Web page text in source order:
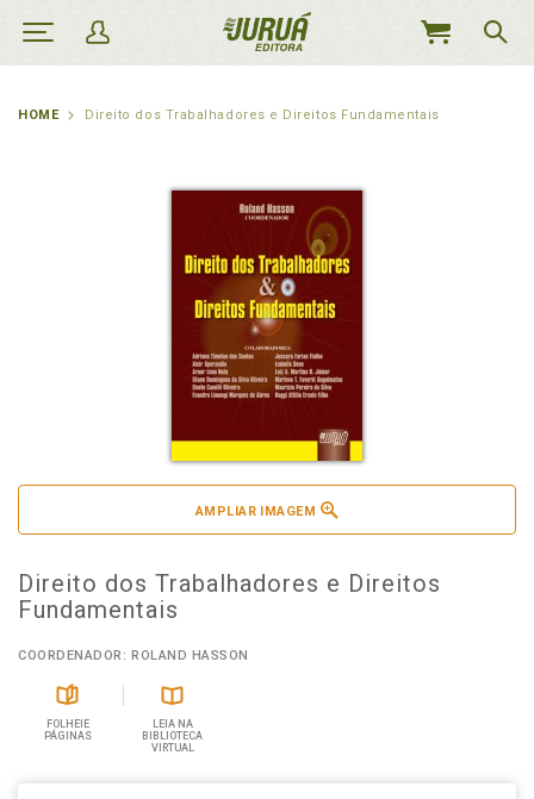
MEU
HOME Direito dos Trabalhadores e Direitos Fundamentais
AMPLIAR IMAGEM
Direito dos Trabalhadores e Direitos
Fundamentais
COORDENADOR: ROLAND HASSON
FOLHEIE
PÁGINAS
LEIA NA
BIBLIOTECA
VIRTUAL